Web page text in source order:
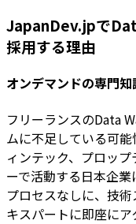
JapanDev.jpで
採用する理由
オンデマンドの専門知
フリーランスのData
ムに不足している可
ィンテック、プロッ
ーで活動する日本企
プロセスなしに、技
キスパートに即座にア